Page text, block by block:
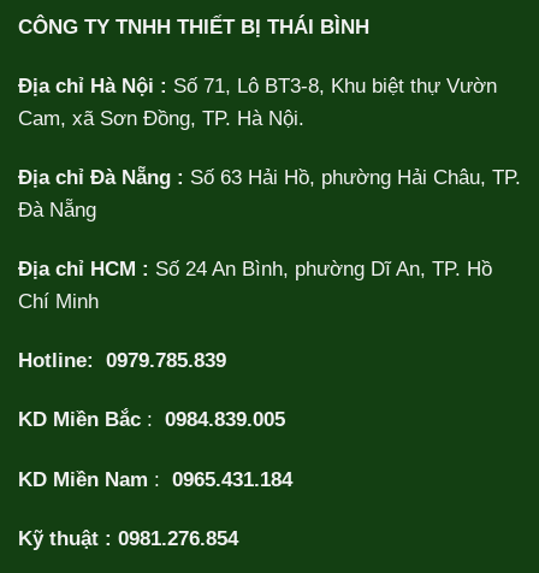
CÔNG TY TNHH THIẾT BỊ THÁI BÌNH
Địa chỉ Hà Nội : Số 71, Lô BT3-8, Khu biệt thự Vườn
Cam, xã Sơn Đồng, TP. Hà Nội.
Địa chỉ Đà Nẵng : Số 63 Hải Hồ, phường Hải Châu, TP.
Đà Nẵng
Địa chỉ HCM : Số 24 An Bình, phường Dĩ An, TP. Hồ
Chí Minh
Hotline: 0979.785.839
KD Miền Bắc : 0984.839.005
KD Miền Nam : 0965.431.184
Kỹ thuật : 0981.276.854